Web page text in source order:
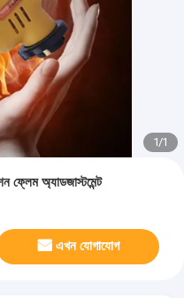
1/1
ফ্লেম অ্যাডজাস্টমেন্ট
এখন যোগাযোগ